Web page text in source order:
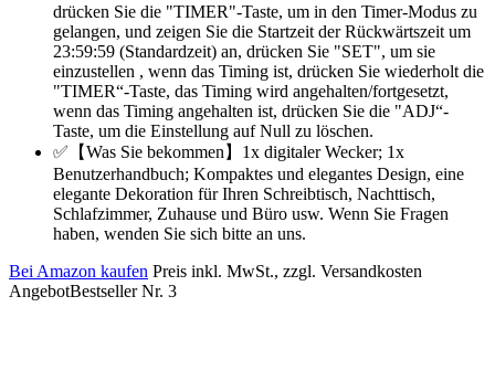
drücken Sie die "TIMER"-Taste, um in den Timer-Modus zu
gelangen, und zeigen Sie die Startzeit der Rückwärtszeit um
23:59:59 (Standardzeit) an, drücken Sie "SET", um sie
einzustellen , wenn das Timing ist, drücken Sie wiederholt die
"TIMER“-Taste, das Timing wird angehalten/fortgesetzt,
wenn das Timing angehalten ist, drücken Sie die "ADJ“-
Taste, um die Einstellung auf Null zu löschen.
✅【Was Sie bekommen】1x digitaler Wecker; 1x
Benutzerhandbuch; Kompaktes und elegantes Design, eine
elegante Dekoration für Ihren Schreibtisch, Nachttisch,
Schlafzimmer, Zuhause und Büro usw. Wenn Sie Fragen
haben, wenden Sie sich bitte an uns.
Bei Amazon kaufen Preis inkl. MwSt., zzgl. Versandkosten
AngebotBestseller Nr. 3